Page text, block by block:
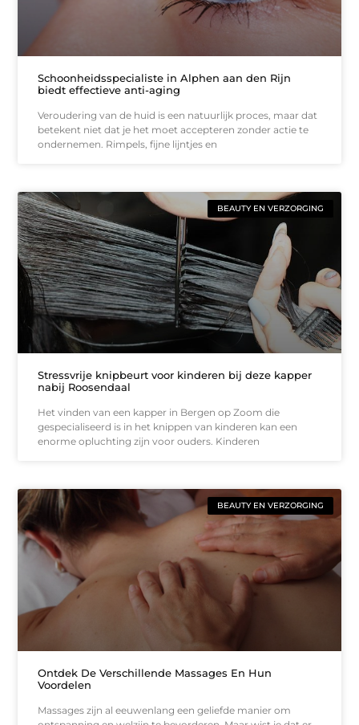
Schoonheidsspecialiste in Alphen aan den Rijn
biedt effectieve anti-aging
Veroudering van de huid is een natuurlijk proces, maar dat
betekent niet dat je het moet accepteren zonder actie te
ondernemen. Rimpels, fijne lijntjes en
BEAUTY EN VERZORGING
Stressvrije knipbeurt voor kinderen bij deze kapper
nabij Roosendaal
Het vinden van een kapper in Bergen op Zoom die
gespecialiseerd is in het knippen van kinderen kan een
enorme opluchting zijn voor ouders. Kinderen
BEAUTY EN VERZORGING
Ontdek De Verschillende Massages En Hun
Voordelen
Massages zijn al eeuwenlang een geliefde manier om